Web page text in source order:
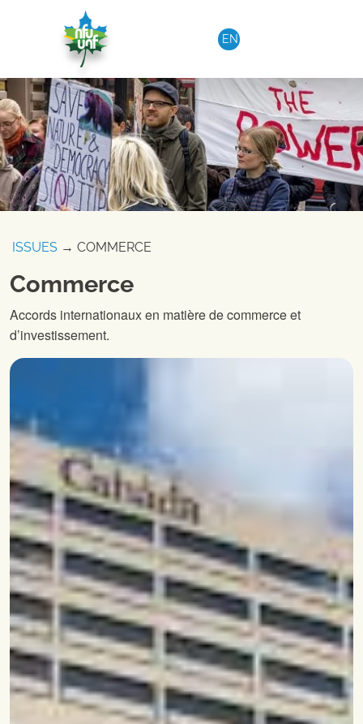
Aller au contenu
EN
ISSUES → COMMERCE
Commerce
Accords internationaux en matière de commerce et
d’investissement.